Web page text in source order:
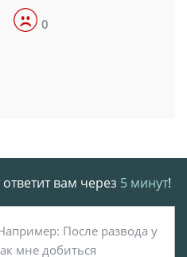
0
вам через 5 минут!